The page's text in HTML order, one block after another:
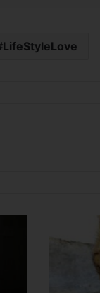
LifeStyleLove